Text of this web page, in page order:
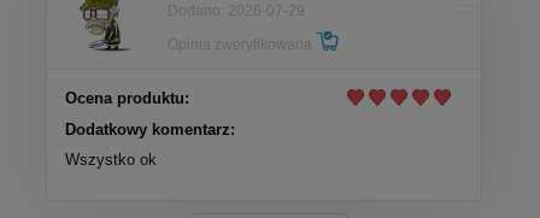
Dodano: 2026-07-29
Opinia zweryfikowana
Ocena produktu:
Dodatkowy komentarz:
Wszystko ok